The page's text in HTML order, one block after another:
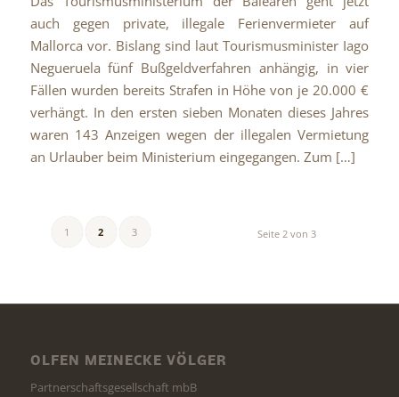
auch gegen private, illegale Ferienvermieter auf
Mallorca vor. Bislang sind laut Tourismusminister Iago
Negueruela fünf Bußgeldverfahren anhängig, in vier
Fällen wurden bereits Strafen in Höhe von je 20.000 €
verhängt. In den ersten sieben Monaten dieses Jahres
waren 143 Anzeigen wegen der illegalen Vermietung
an Urlauber beim Ministerium eingegangen. Zum […]
Seite 2 von 3
1 2 3
OLFEN MEINECKE VÖLGER
Partnerschaftsgesellschaft mbB